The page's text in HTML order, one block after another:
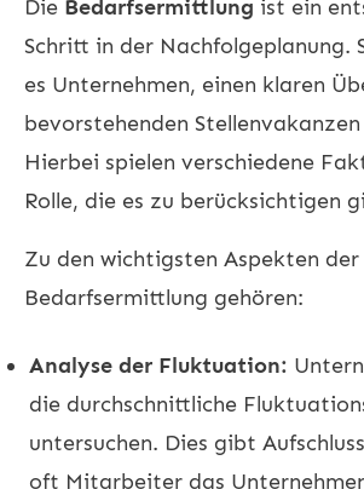
Die Bedarfsermittlung ist ein
Schritt in der Nachfolgeplanung.
es Unternehmen, einen klaren
bevorstehenden
Hierbei spielen verschiedene
Rolle, die es zu berücksichtigen
Zu den wichtigsten Aspekten der
Bedarfsermittlung gehören:
Analyse der Fluktuation:
die durchschnittliche
untersuchen. Dies gibt
oft Mitarbeiter das